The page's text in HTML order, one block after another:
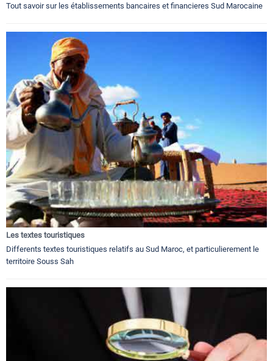
Tout savoir sur les établissements bancaires et financieres Sud Marocaine
Les textes touristiques
Differents textes touristiques relatifs au Sud Maroc, et particulierement le
territoire Souss Sah